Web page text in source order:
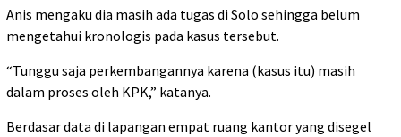
Anis mengaku dia masih ada tugas di Solo sehingga belum
mengetahui kronologis pada kasus tersebut.
“Tunggu saja perkembangannya karena (kasus itu) masih
dalam proses oleh KPK,” katanya.
Berdasar data di lapangan empat ruang kantor yang disegel